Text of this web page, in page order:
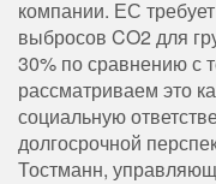
компании. ЕС
выбросов CO2 для
30% по сравнению с
рассматриваем это
социальную
долгосрочной
Тостманн,